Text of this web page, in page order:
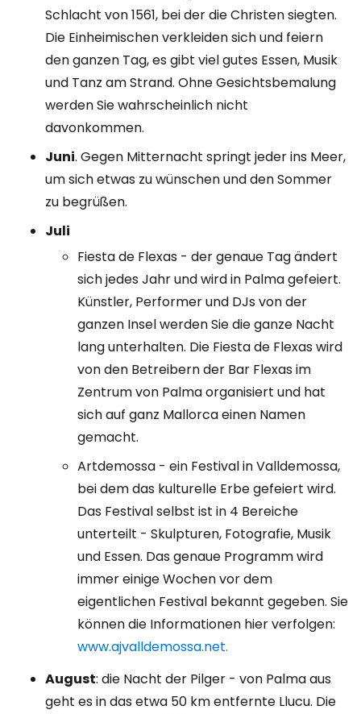
Schlacht von 1561, bei der die Christen siegten.
Die Einheimischen verkleiden sich und feiern
den ganzen Tag, es gibt viel gutes Essen, Musik
und Tanz am Strand. Ohne Gesichtsbemalung
werden Sie wahrscheinlich nicht
davonkommen.
Juni. Gegen Mitternacht springt jeder ins Meer,
um sich etwas zu wünschen und den Sommer
zu begrüßen.
Juli
Fiesta de Flexas - der genaue Tag ändert
sich jedes Jahr und wird in Palma gefeiert.
Künstler, Performer und DJs von der
ganzen Insel werden Sie die ganze Nacht
lang unterhalten. Die Fiesta de Flexas wird
von den Betreibern der Bar Flexas im
Zentrum von Palma organisiert und hat
sich auf ganz Mallorca einen Namen
gemacht.
Artdemossa - ein Festival in Valldemossa,
bei dem das kulturelle Erbe gefeiert wird.
Das Festival selbst ist in 4 Bereiche
unterteilt - Skulpturen, Fotografie, Musik
und Essen. Das genaue Programm wird
immer einige Wochen vor dem
eigentlichen Festival bekannt gegeben. Sie
können die Informationen hier verfolgen:
www.ajvalldemossa.net.
August: die Nacht der Pilger - von Palma aus
geht es in das etwa 50 km entfernte Llucu. Die